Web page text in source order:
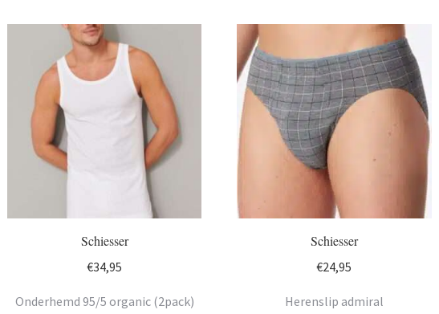
Schiesser
€34,95
Onderhemd 95/5 organic (2pack)
Schiesser
€24,95
Herenslip admiral